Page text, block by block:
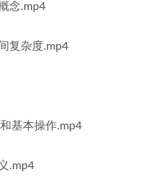
念.mp4
复杂度.mp4
基本操作.mp4
.mp4